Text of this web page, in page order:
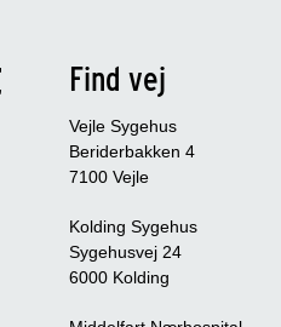
Find vej
Vejle Sygehus
Beriderbakken 4
7100 Vejle
Kolding Sygehus
Sygehusvej 24
6000 Kolding